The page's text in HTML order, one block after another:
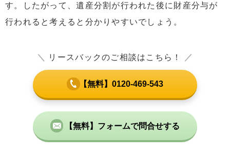
す。したがって、遺産分割が行われた後に財産分与が
行われると考えると分かりやすいでしょう。
＼ リースバックのご相談はこちら！ ／
【無料】0120-469-543
【無料】フォームで問合せする